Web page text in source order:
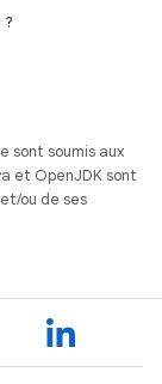
sont soumis aux
et OpenJDK sont
ou de ses